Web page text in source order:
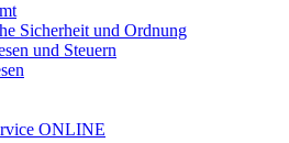
Sicherheit und Ordnung
und Steuern
ONLINE